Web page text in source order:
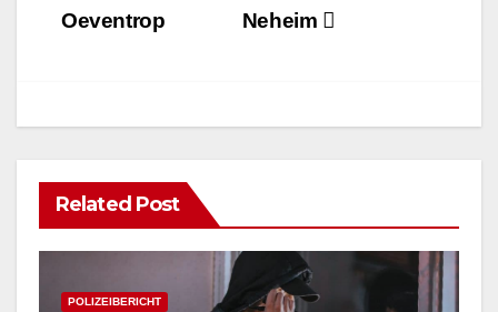
Neheim
Oeventrop
Related Post
POLIZEIBERICHT